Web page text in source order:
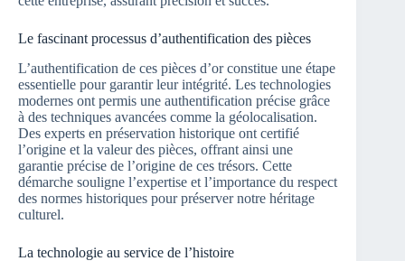
Le fascinant processus d’authentification des pièces
L’authentification de ces pièces d’or constitue une étape
essentielle pour garantir leur intégrité. Les technologies
modernes ont permis une authentification précise grâce
à des techniques avancées comme la géolocalisation.
Des experts en préservation historique ont certifié
l’origine et la valeur des pièces, offrant ainsi une
garantie précise de l’origine de ces trésors. Cette
démarche souligne l’expertise et l’importance du respect
des normes historiques pour préserver notre héritage
culturel.
La technologie au service de l’histoire